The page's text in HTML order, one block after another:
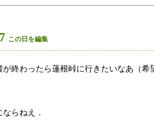
この日を編集
が終わったら蓮根峠に行きたいなあ（希
らねえ．